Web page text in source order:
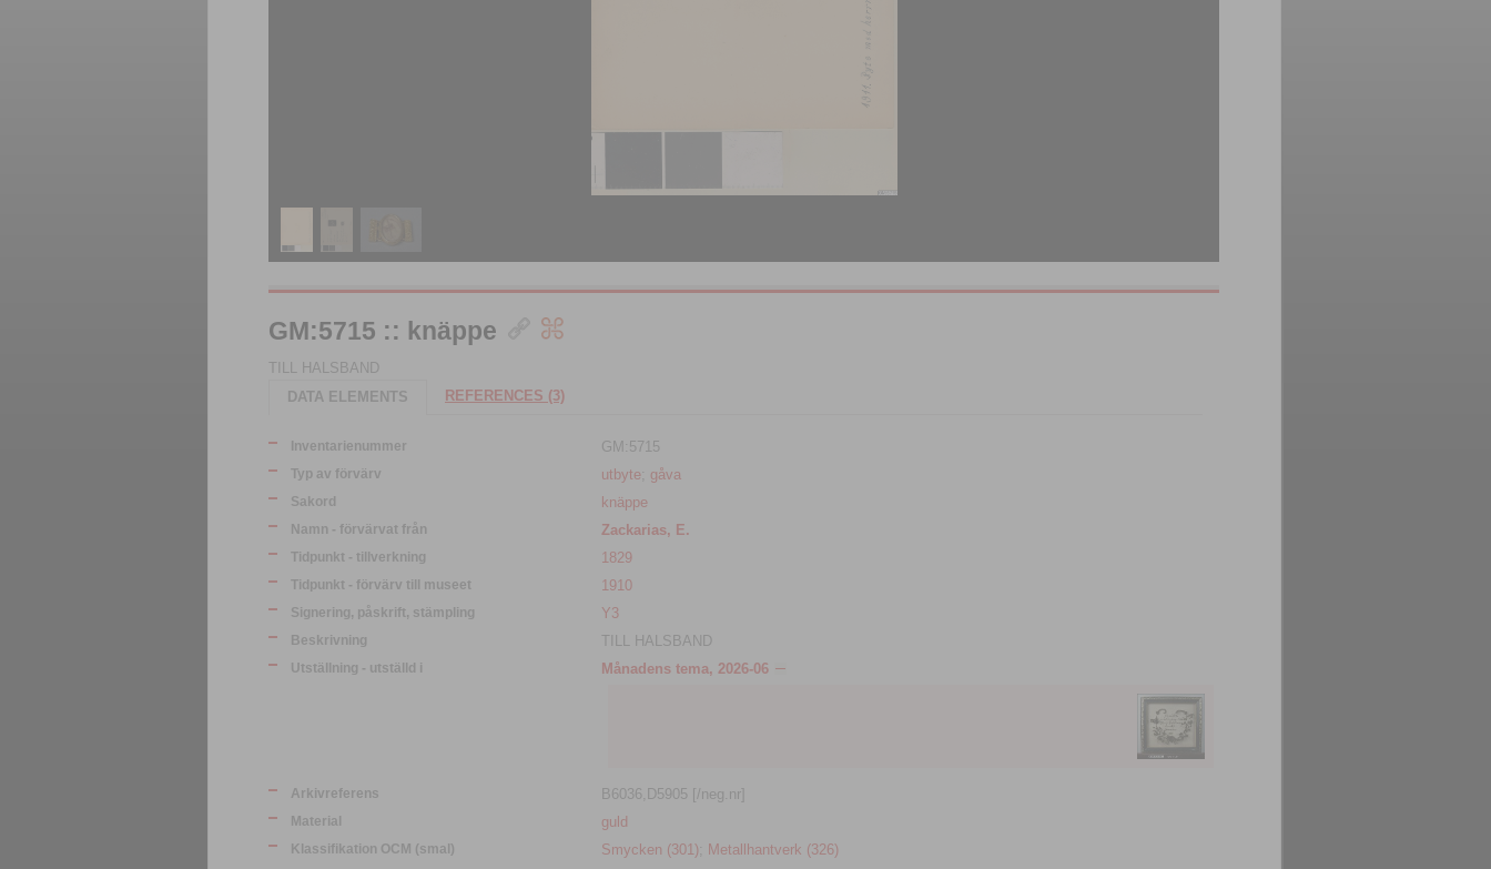
GM:5715 :: knäppe
TILL HALSBAND
DATA ELEMENTS
REFERENCES (3)
Inventarienummer GM:5715
Typ av förvärv utbyte; gåva
Sakord knäppe
Namn - förvärvat från Zackarias, E.
Tidpunkt - tillverkning 1829
Tidpunkt - förvärv till museet 1910
Signering, påskrift, stämpling Y3
Beskrivning TILL HALSBAND
Utställning - utställd i Månadens tema, 2026-06
Arkivreferens B6036,D5905 [/neg.nr]
Material guld
Klassifikation OCM (smal) Smycken (301) Metallhantverk (326)